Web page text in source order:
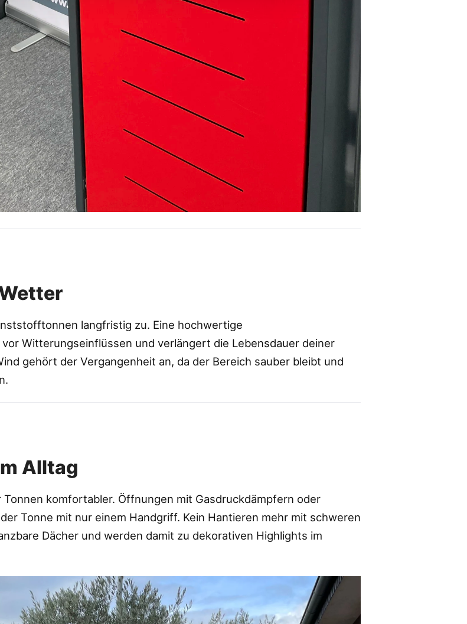
langfristig zu. Eine hochwertige
Witterungseinflüssen und verlängert die Lebensdauer deiner
gehört der Vergangenheit an, da der Bereich sauber bleibt und
Alltag
komfortabler. Öffnungen mit Gasdruckdämpfern oder
Tonne mit nur einem Handgriff. Kein Hantieren mehr mit schweren
Dächer und werden damit zu dekorativen Highlights im
Anfrage absenden